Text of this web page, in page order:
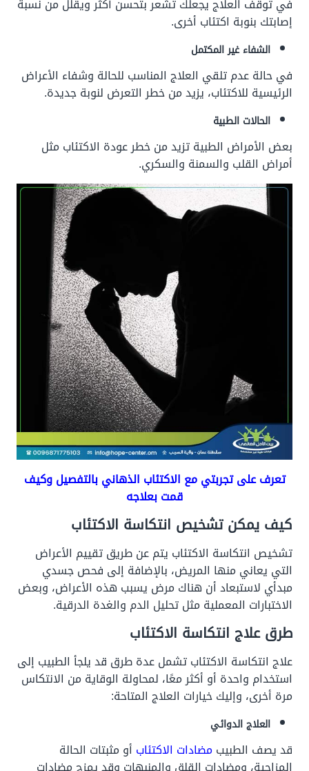
في توقف العلاج يجعلك تشعر بتحسن أكثر ويقلل من نسبة
إصابتك بنوبة اكتئاب أخرى.
الشفاء غير المكتمل
في حالة عدم تلقي العلاج المناسب للحالة وشفاء الأعراض
الرئيسية للاكتئاب، يزيد من خطر التعرض لنوبة جديدة.
الحالات الطبية
بعض الأمراض الطبية تزيد من خطر عودة الاكتئاب مثل
أمراض القلب والسمنة والسكري.
تعرف على تجربتي مع الاكتئاب الذهاني بالتفصيل وكيف
قمت بعلاجه
كيف يمكن تشخيص انتكاسة الاكتئاب
تشخيص انتكاسة الاكتئاب يتم عن طريق تقييم الأعراض
التي يعاني منها المريض، بالإضافة إلى فحص جسدي
مبدأي لاستبعاد أن هناك مرض يسبب هذه الأعراض، وبعض
الاختبارات المعملية مثل تحليل الدم والغدة الدرقية.
طرق علاج انتكاسة الاكتئاب
علاج انتكاسة الاكتئاب تشمل عدة طرق قد يلجأ الطبيب إلى
استخدام واحدة أو أكثر معًا، لمحاولة الوقاية من الانتكاس
مرة أخرى، وإليك خيارات العلاج المتاحة:
العلاج الدوائي
قد يصف الطبيبمضادات الاكتئاب أو مثبتات الحالة